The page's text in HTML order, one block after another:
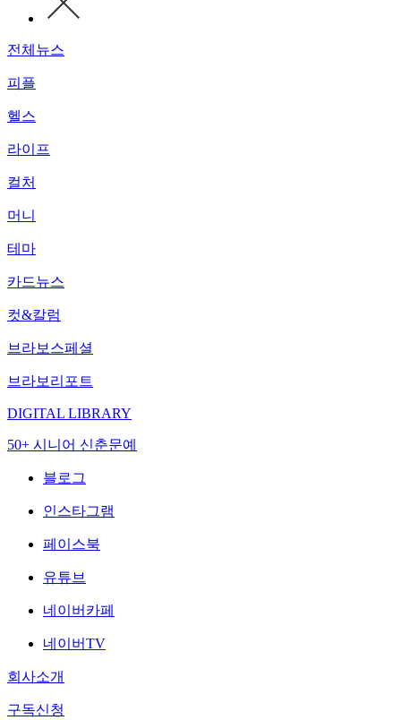
전체뉴스
피플
헬스
라이프
컬처
머니
테마
카드뉴스
컷&칼럼
브라보스페셜
브라보리포트
DIGITAL LIBRARY
50+ 시니어 신춘문예
블로그
인스타그램
페이스북
유튜브
네이버카페
네이버TV
회사소개
구독신청